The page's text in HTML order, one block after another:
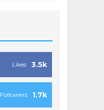
3.5k
Likes
1.7k
Followers